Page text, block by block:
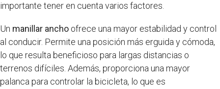
importante tener en cuenta varios factores.
Un manillar ancho ofrece una mayor estabilidad y control
al conducir. Permite una posición más erguida y cómoda,
lo que resulta beneficioso para largas distancias o
terrenos difíciles. Además, proporciona una mayor
palanca para controlar la bicicleta, lo que es